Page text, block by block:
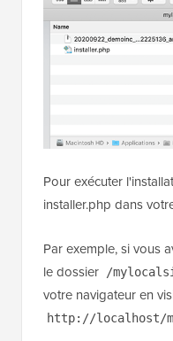
Pour exécuter
installer.php dans
Par exemple, si vous
le dossier /
votre navigateur en
http://localhost/